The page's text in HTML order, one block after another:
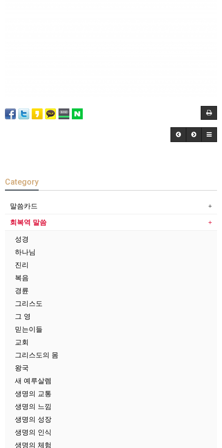
Category
말씀카드
회복역 말씀
성경
하나님
진리
복음
경륜
그리스도
그 영
믿는이들
교회
그리스도의 몸
왕국
새 예루살렘
생명의 교통
생명의 느낌
생명의 성장
생명의 인식
생명의 체험